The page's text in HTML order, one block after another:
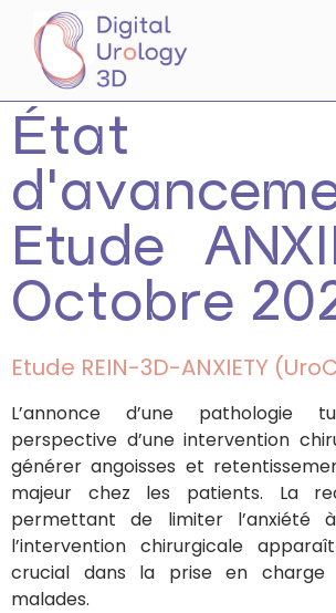
État
Etude
Octobre
Etude REIN-3D-ANXIETY
L’annonce d’une
perspective d’une intervention
générer angoisses et
majeur chez les patients. La
permettant de limiter l’anxiété
l’intervention chirurgicale
crucial dans la prise en charge
malades.